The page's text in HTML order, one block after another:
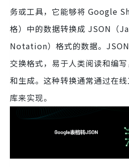
务或工具，它能够将 Google
格）中的数据转换成 JSON（
Notation）格式的数据。
交换格式，易于人类阅读和编
和生成。这种转换通常通过在
库来实现。